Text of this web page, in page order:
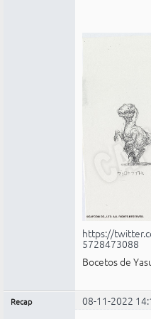
https://
5728473088
Bocetos de
Recap 08-11-2022